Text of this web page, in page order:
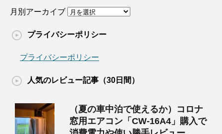
月別アーカイブ
プライバシーポリシー
プライバシーポリシー
人気のレビュー記事（30日間）
（夏の車中泊で使えるか）コロナ
窓用エアコン「CW-16A4」購入で